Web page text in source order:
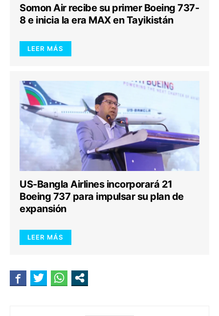
Somon Air recibe su primer Boeing 737-
8 e inicia la era MAX en Tayikistán
LEER MÁS
US-Bangla Airlines incorporará 21
Boeing 737 para impulsar su plan de
expansión
LEER MÁS